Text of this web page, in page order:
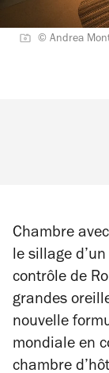
© Andrea
Chambre
le sillage
contrôle de
grandes
nouvelle
mondiale en
chambre